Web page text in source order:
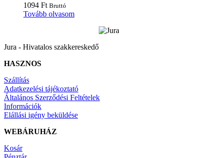
1094 Ft Bruttó
Tovább olvasom
Jura - Hivatalos szakkereskedő
HASZNOS
Szállítás
Adatkezelési tájékoztató
Általános Szerződési Feltételek
Információk
Elállási igény beküldése
WEBÁRUHÁZ
Kosár